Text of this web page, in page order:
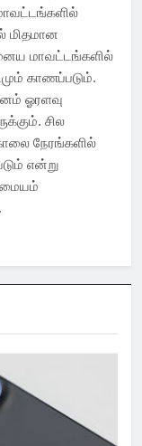
மிதமான
மாவட்டங்களில்
காணப்படும்.
ஓரளவு
சில
நேரங்களில்
என்று